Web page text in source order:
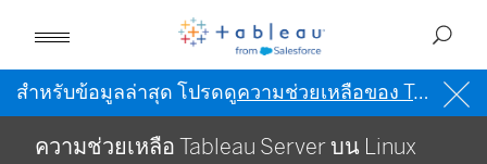
สำหรับข้อมูลล่าสุด โปรดดูความช่วยเหลือของ Tableau เป็นภาษาอังกฤษ (สหรัฐอเมริกา)
ความช่วยเหลือ Tableau Server บน Linux